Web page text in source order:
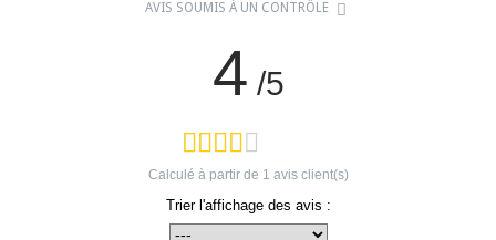
AVIS SOUMIS À UN CONTRÔLE
4 /5
Calculé à partir de 1 avis client(s)
Trier l'affichage des avis :